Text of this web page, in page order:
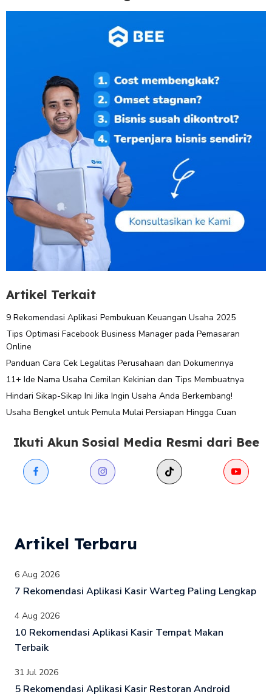
Artikel Terkait
9 Rekomendasi Aplikasi Pembukuan Keuangan Usaha 2025
Tips Optimasi Facebook Business Manager pada Pemasaran
Online
Panduan Cara Cek Legalitas Perusahaan dan Dokumennya
11+ Ide Nama Usaha Cemilan Kekinian dan Tips Membuatnya
Hindari Sikap-Sikap Ini Jika Ingin Usaha Anda Berkembang!
Usaha Bengkel untuk Pemula Mulai Persiapan Hingga Cuan
Ikuti Akun Sosial Media Resmi dari Bee
Artikel Terbaru
6 Aug 2026
7 Rekomendasi Aplikasi Kasir Warteg Paling Lengkap
4 Aug 2026
10 Rekomendasi Aplikasi Kasir Tempat Makan
Terbaik
31 Jul 2026
5 Rekomendasi Aplikasi Kasir Restoran Android